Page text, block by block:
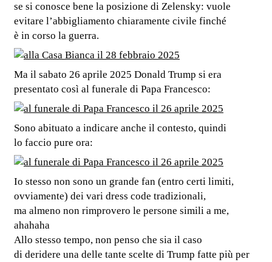
se si conosce bene la posizione di Zelensky: vuole
evitare l’abbigliamento chiaramente civile finché
è in corso la guerra.
Ma il sabato 26 aprile 2025 Donald Trump si era
presentato così al funerale di Papa Francesco:
Sono abituato a indicare anche il contesto, quindi
lo faccio pure ora:
Io stesso non sono un grande fan (entro certi limiti,
ovviamente) dei vari dress code tradizionali,
ma almeno non rimprovero le persone simili a me,
ahahaha
Allo stesso tempo, non penso che sia il caso
di deridere una delle tante scelte di Trump fatte più per